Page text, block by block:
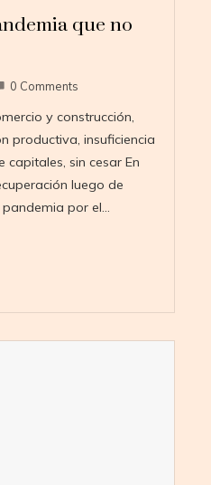
que no
0 Comments
y construcción,
productiva, insuficiencia
sin cesar En
luego de
por el…